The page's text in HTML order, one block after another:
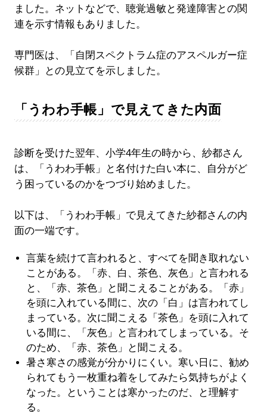
ました。ネットなどで、聴覚過敏と発達障害との関
連を示す情報もありました。
専門医は、「自閉スペクトラム症のアスペルガー症
候群」との見立てを示しました。
「うわわ手帳」で見えてきた内面
診断を受けた翌年、小学4年生の時から、紗都さん
は、「うわわ手帳」と名付けた白い本に、自分がど
う困っているのかをつづり始めました。
以下は、「うわわ手帳」で見えてきた紗都さんの内
面の一端です。
言葉を続けて言われると、すべてを聞き取れない
ことがある。「赤、白、茶色、灰色」と言われる
と、「赤、茶色」と聞こえることがある。「赤」
を頭に入れている間に、次の「白」は言われてし
まっている。次に聞こえる「茶色」を頭に入れて
いる間に、「灰色」と言われてしまっている。そ
のため、「赤、茶色」と聞こえる。
暑さ寒さの感覚が分かりにくい。寒い日に、勧め
られてもう一枚重ね着をしてみたら気持ちがよく
なった。ということは寒かったのだ、と理解す
る。